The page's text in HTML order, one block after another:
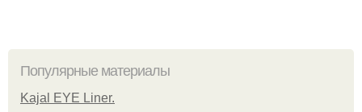
Популярные материалы
Kajal EYE Liner.